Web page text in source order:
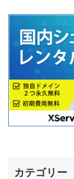
カテゴリー